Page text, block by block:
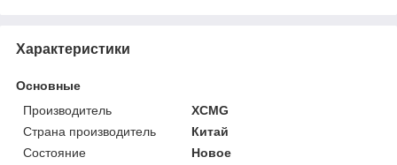
Характеристики
Основные
Производитель
XCMG
Страна производитель
Китай
Состояние
Новое